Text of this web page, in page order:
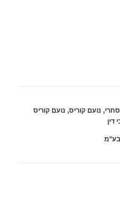
, נועם קוריס, נועם קוריס
דין
בע"מ